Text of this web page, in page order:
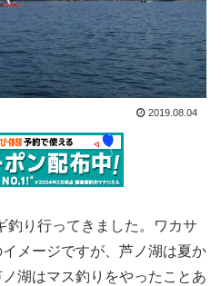
2019.08.04
釣り行ってきました。ワカサ
メージですが、芦ノ湖は夏か
湖はマス釣りをやったことあ